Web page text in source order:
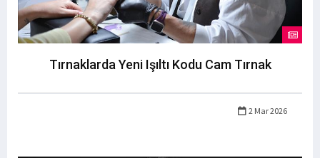
Tırnaklarda Yeni Işıltı Kodu Cam Tırnak
2 Mar 2026